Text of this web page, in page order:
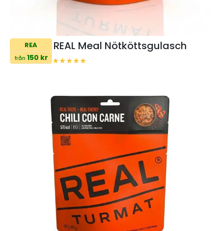
REA
från 150 kr
REAL Meal Nötköttsgulasch